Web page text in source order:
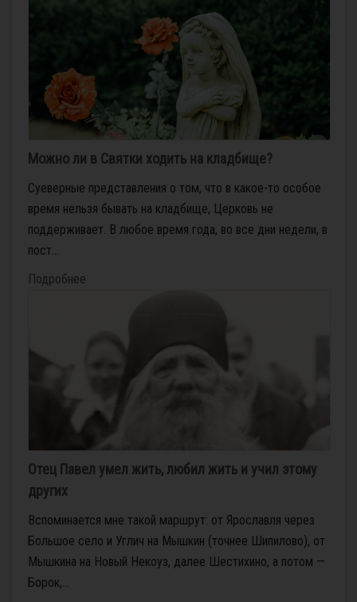
Можно ли в Святки ходить на кладбище?
Суеверные представления о том, что в какое-то особое
время нельзя бывать на кладбище, Церковь не
поддерживает. В любое время года, во все дни недели, в
пост...
Подробнее
Отец Павел умел жить, любил жить и учил этому
других
Вспоминается мне такой маршрут: от Ярославля через
Большое село и Углич на Мышкин (точнее Шипилово), от
Мышкина на Новый Некоуз, далее Шестихино, а потом —
Борок,...